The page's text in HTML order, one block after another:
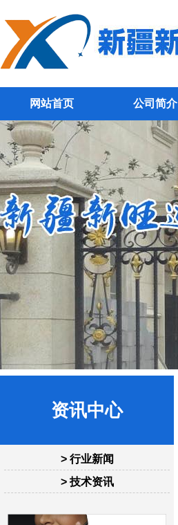
网站首页 公司简介
资讯中心
> 行业新闻
> 技术资讯